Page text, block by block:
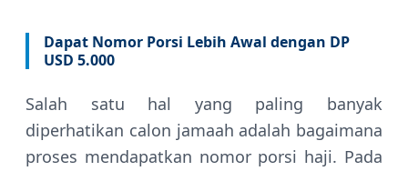
Dapat Nomor Porsi Lebih Awal dengan DP
USD 5.000
Salah satu hal yang paling banyak
diperhatikan calon jamaah adalah bagaimana
proses mendapatkan nomor porsi haji. Pada